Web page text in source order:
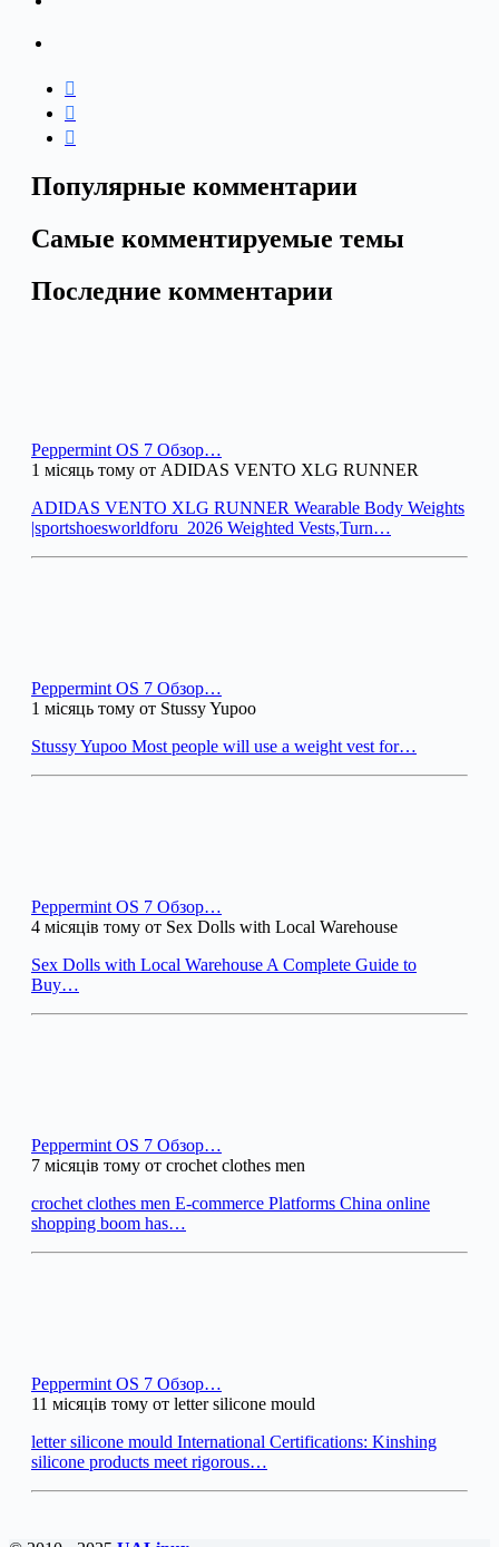
Популярные комментарии
Самые комментируемые темы
Последние комментарии
Peppermint OS 7 Обзор…
1 місяць тому от ADIDAS VENTO XLG RUNNER
ADIDAS VENTO XLG RUNNER Wearable Body Weights
|sportshoesworldforu_2026 Weighted Vests,Turn…
Peppermint OS 7 Обзор…
1 місяць тому от Stussy Yupoo
Stussy Yupoo Most people will use a weight vest for…
Peppermint OS 7 Обзор…
4 місяців тому от Sex Dolls with Local Warehouse
Sex Dolls with Local Warehouse A Complete Guide to
Buy…
Peppermint OS 7 Обзор…
7 місяців тому от crochet clothes men
crochet clothes men E-commerce Platforms China online
shopping boom has…
Peppermint OS 7 Обзор…
11 місяців тому от letter silicone mould
letter silicone mould International Certifications: Kinshing
silicone products meet rigorous…